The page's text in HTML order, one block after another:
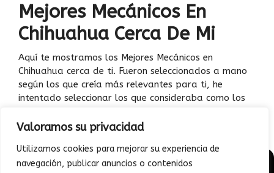
Valoramos su privacidad
Utilizamos cookies para mejorar su experiencia de
navegación, publicar anuncios o contenidos
Mejores Mecánicos En
Chihuahua Cerca De Mi
Aquí te mostramos los Mejores Mecánicos en
Chihuahua cerca de ti. Fueron seleccionados a mano
según los que creía más relevantes para ti, he
intentado seleccionar los que consideraba como los
© 2026 - Junto a mi auto | Todo sobre Diagnóstico vehicular